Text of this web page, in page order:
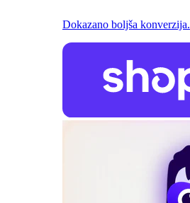
Dokazano boljša konverzija.